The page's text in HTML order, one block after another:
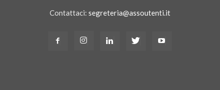
Contattaci: segreteria@assoutenti.it